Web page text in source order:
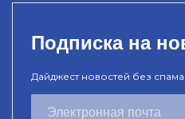
Подписка на
Дайджест новостей без